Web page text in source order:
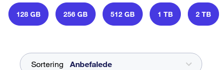
128 GB 256 GB 512 GB 1 TB 2 TB
Sortering